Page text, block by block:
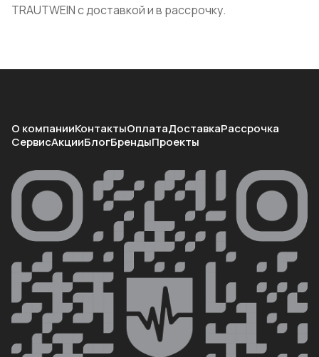
TRAUTWEIN с доставкой и в рассрочку.
О компанииКонтактыОплатаДоставкаРассрочка
СервисАкцииБлогБрендыПроекты